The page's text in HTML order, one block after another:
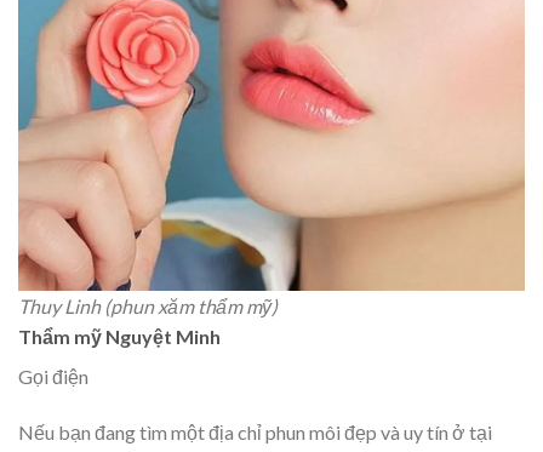
Thuy Linh (phun xăm thẩm mỹ)
Thẩm mỹ Nguyệt Minh
Gọi điện
Nếu bạn đang tìm một địa chỉ phun môi đẹp và uy tín ở tại